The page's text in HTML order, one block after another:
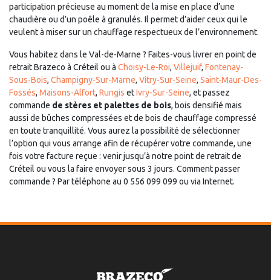
participation précieuse au moment de la mise en place d’une
chaudière ou d’un poêle à granulés. Il permet d’aider ceux qui le
veulent à miser sur un chauffage respectueux de l’environnement.
Vous habitez dans le Val-de-Marne ? Faites-vous livrer en point de
retrait Brazeco à Créteil ou à Choisy-Le-Roi, Villejuif, Fontenay-
Sous-Bois, Champigny-Sur-Marne, Vitry-Sur-Seine, Saint-Maur-Des-
Fossés, Maisons-Alfort, Rungis etIvry-Sur-Seine, et passez
commande de stères et palettes de bois, bois densifié mais
aussi de bûches compressées et de bois de chauffage compressé
en toute tranquillité. Vous aurez la possibilité de sélectionner
l’option qui vous arrange afin de récupérer votre commande, une
fois votre facture reçue : venir jusqu’à notre point de retrait de
Créteil ou vous la faire envoyer sous 3 jours. Comment passer
commande ? Par téléphone au 0 556 099 099 ou via Internet.